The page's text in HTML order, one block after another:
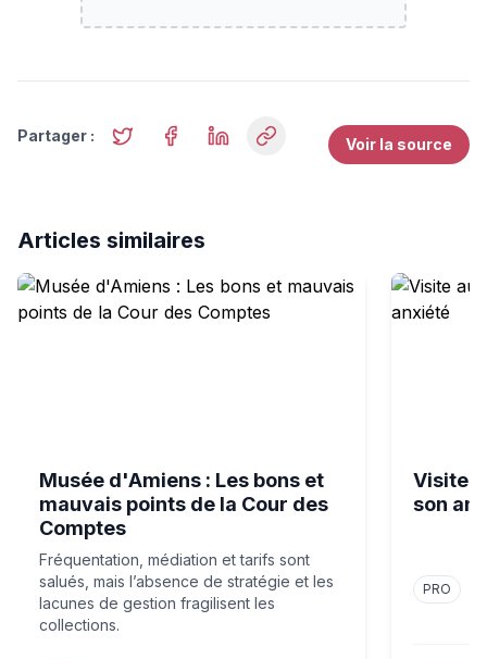
Partager : Voir la source
Articles similaires
Musée d'Amiens : Les bons et mauvais points de la
Musée d'Amiens : Les bons et
mauvais points de la Cour des
Comptes
Fréquentation, médiation et tarifs sont
salués, mais l’absence de stratégie et les
lacunes de gestion fragilisent les
collections.
Visite au
Visite
son
PRO